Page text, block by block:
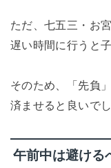
ただ、七五三・お
遅い時間に行うと
そのため、「先負
済ませると良いでし
午前中は避け